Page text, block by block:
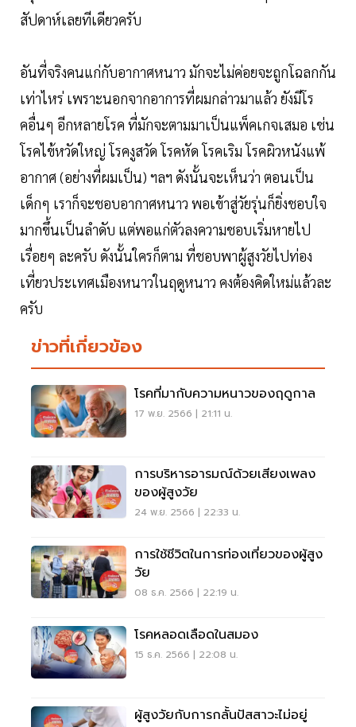
สัปดาห์เลยทีเดียวครับ
อันที่จริงคนแก่กับอากาศหนาว มักจะไม่ค่อยจะถูกโฉลกกัน
เท่าไหร่ เพราะนอกจากอาการที่ผมกล่าวมาแล้ว ยังมีโร
คอื่นๆ อีกหลายโรค ที่มักจะตามมาเป็นแพ็คเกจเสมอ เช่น
โรคไข้หวัดใหญ่ โรคงูสวัด โรคหัด โรคเริม โรคผิวหนังแพ้
อากาศ (อย่างที่ผมเป็น) ฯลฯ ดังนั้นจะเห็นว่า ตอนเป็น
เด็กๆ เราก็จะชอบอากาศหนาว พอเข้าสู่วัยรุ่นก็ยิ่งชอบใจ
มากขึ้นเป็นลำดับ แต่พอแก่ตัวลงความชอบเริ่มหายไป
เรื่อยๆ ละครับ ดังนั้นใครก็ตาม ที่ชอบพาผู้สูงวัยไปท่อง
เที่ยวประเทศเมืองหนาวในฤดูหนาว คงต้องคิดใหม่แล้วละ
ครับ
ข่าวที่เกี่ยวข้อง
โรคที่มากับความหนาวของฤดูกาล
17 พ.ย. 2566 | 21:11 น.
การบริหารอารมณ์ด้วยเสียงเพลง
ของผู้สูงวัย
24 พ.ย. 2566 | 22:33 น.
การใช้ชีวิตในการท่องเที่ยวของผู้สูง
วัย
08 ธ.ค. 2566 | 22:19 น.
โรคหลอดเลือดในสมอง
15 ธ.ค. 2566 | 22:08 น.
ผู้สูงวัยกับการกลั้นปัสสาวะไม่อยู่